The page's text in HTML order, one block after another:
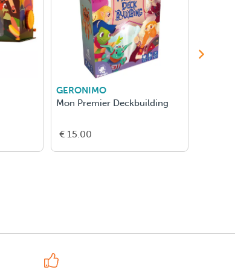
GERONIMO
Mon Premier Deckbuilding
€ 15.00